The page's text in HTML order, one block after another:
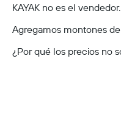
Renta de autos en Selva
Renta de autos en
Renta de autos en
KAYAK no es el vendedor.
Agregamos montones
¿Por qué los precios no